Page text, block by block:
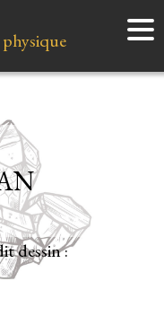
Accueil
Instruments
Liens et ressources
dessin :